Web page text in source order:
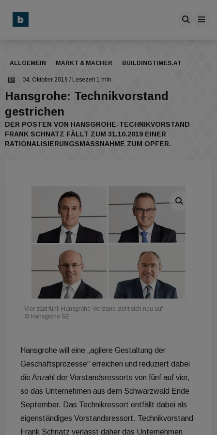
ALLGEMEIN MARKT & MACHER BUILDINGTIMES.AT
04. Oktober 2019 / Lesezeit 1 min
Hansgrohe: Technikvorstand
gestrichen
DER POSTEN VON HANSGROHE-TECHNIKVORSTAND
FRANK SCHNATZ FÄLLT ZUM 31.10.2019 EINER
RATIONALISIERUNGSMASSNAHME ZUM OPFER.
Vier statt fünf: Hansgrohe-Vorstand stellt sich neu auf
© Hansgrohe SE
Hansgrohe will eine „agilere Gestaltung der
Geschäftsprozesse“ erreichen und reduziert dabei
die Anzahl der Vorstandsressorts von fünf auf vier,
so das Unternehmen aus dem Schwarzwald Ende
September. Das Technikressort entfällt dabei als
eigenständiges Vorstandsressort. Technikvorstand
Frank Schnatz verlässt daher das Unternehmen